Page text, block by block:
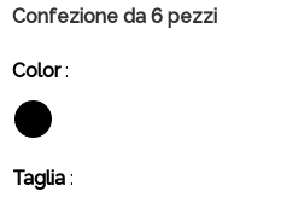
Confezione da 6 pezzi
Color:
Taglia :